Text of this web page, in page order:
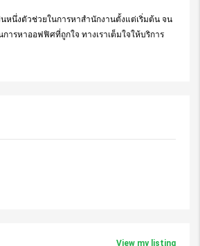
นหนึ่งตัวช่วยในการหาสำนักงานตั้งแต่เริ่มต้น จน
ารหาออฟฟิศที่ถูกใจ ทางเราเต็มใจให้บริการ
View my listing